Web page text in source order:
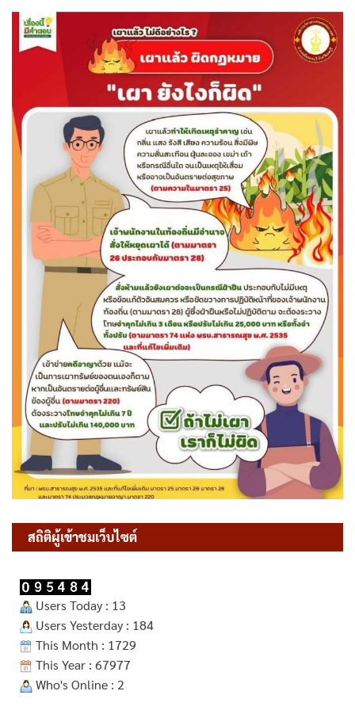
สถิติผู้เข้าชมเว็บไซต์
Users Today : 13
Users Yesterday : 184
This Month : 1729
This Year : 67977
Who's Online : 2